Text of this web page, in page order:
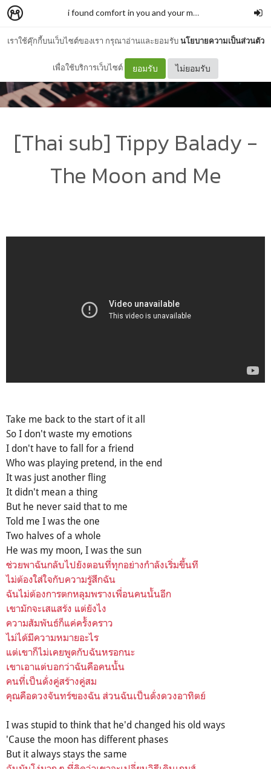
เราใช้คุ๊กกี้บนเว็บไซต์ของเรา กรุณาอ่านและยอมรับนโยบายความเป็นส่วนตัว
เพื่อใช้บริการเว็บไซต์ ยอมรับ ไม่ยอมรับ
i found comfort in you and your music.
[Thai sub] Tippy Balady -
The Moon and Me
Take me back to the start of it all
So I don't waste my emotions
I don't have to fall for a friend
Who was playing pretend, in the end
It was just another fling
It didn't mean a thing
But he never said that to me
Told me I was the one
Two halves of a whole
He was my moon, I was the sun
ช่วยพาฉันกลับไปยังตอนที่ทุกอย่างกำลังเริ่มขึ้นที
ไม่ต้องใส่ใจกับความรู้สึกฉัน
ฉันไม่ต้องการตกหลุมพรางเพื่อนคนนั้นอีก
เขามักจะเสแสร้ง แต่ยังไง
ความสัมพันธ์ก็แค่ครั้งคราว
ไม่ได้มีความหมายอะไร
แต่เขาก็ไม่เคยพูดกับฉันหรอกนะ
เขาเอาแต่บอกว่าฉันคือคนนั้น
คนที่เป็นดั่งคู่สร้างคู่สม
คุณคือดวงจันทร์ของฉัน ส่วนฉันเป็นดั่งดวงอาทิตย์
I was stupid to think that he'd changed his old ways
'Cause the moon has different phases
But it always stays the same